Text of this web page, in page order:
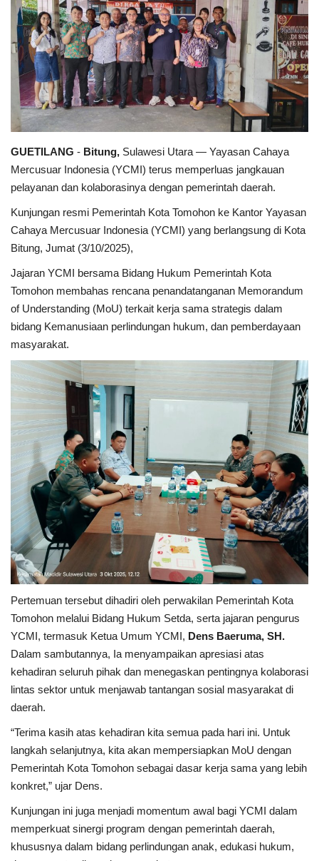
Keamanan
Kejahatan
Cybers Event
UMKM & Ekonomi Kreatif
Pekerja Migran Indonesia
Ekonomi
Pendidikan
Informasi Journalism
Olahraga
Kesehatan
Layanan Publik
Perempuan/Anak
GUETILANG - Bitung, Sulawesi Utara — Yayasan Cahaya
Mercusuar Indonesia (YCMI) terus memperluas jangkauan
pelayanan dan kolaborasinya dengan pemerintah daerah.
Kunjungan resmi Pemerintah Kota Tomohon ke Kantor Yayasan
Cahaya Mercusuar Indonesia (YCMI) yang berlangsung di Kota
Bitung, Jumat (3/10/2025),
Jajaran YCMI bersama Bidang Hukum Pemerintah Kota
Tomohon membahas rencana penandatanganan Memorandum
of Understanding (MoU) terkait kerja sama strategis dalam
bidang Kemanusiaan perlindungan hukum, dan pemberdayaan
masyarakat.
Pertemuan tersebut dihadiri oleh perwakilan Pemerintah Kota
Tomohon melalui Bidang Hukum Setda, serta jajaran pengurus
YCMI, termasuk Ketua Umum YCMI, Dens Baeruma, SH.
Dalam sambutannya, Ia menyampaikan apresiasi atas
kehadiran seluruh pihak dan menegaskan pentingnya kolaborasi
lintas sektor untuk menjawab tantangan sosial masyarakat di
daerah.
“Terima kasih atas kehadiran kita semua pada hari ini. Untuk
langkah selanjutnya, kita akan mempersiapkan MoU dengan
Pemerintah Kota Tomohon sebagai dasar kerja sama yang lebih
konkret,” ujar Dens.
Kunjungan ini juga menjadi momentum awal bagi YCMI dalam
memperkuat sinergi program dengan pemerintah daerah,
khususnya dalam bidang perlindungan anak, edukasi hukum,